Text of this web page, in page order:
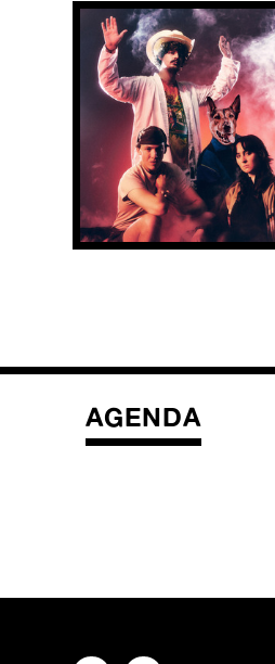
AGENDA